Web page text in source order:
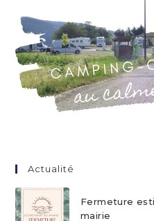
Actualité
Fermeture
mairie